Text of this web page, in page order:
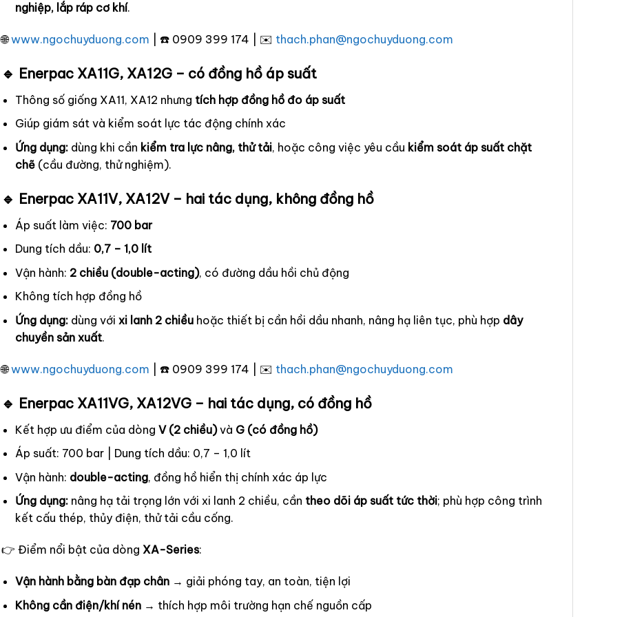
nghiệp, lắp ráp cơ khí.
🌐www.ngochuyduong.com | ☎️ 0909 399 174 | ✉️ thach.phan@ngochuyduong.com
🔹 Enerpac XA11G, XA12G – có đồng hồ áp suất
Thông số giống XA11, XA12 nhưng tích hợp đồng hồ đo áp suất
Giúp giám sát và kiểm soát lực tác động chính xác
Ứng dụng: dùng khi cần kiểm tra lực nâng, thử tải, hoặc công việc yêu cầu kiểm soát áp suất chặt
chẽ (cầu đường, thử nghiệm).
🔹 Enerpac XA11V, XA12V – hai tác dụng, không đồng hồ
Áp suất làm việc: 700 bar
Dung tích dầu: 0,7 – 1,0 lít
Vận hành: 2 chiều (double-acting), có đường dầu hồi chủ động
Không tích hợp đồng hồ
Ứng dụng: dùng vớixi lanh 2 chiều hoặc thiết bị cần hồi dầu nhanh, nâng hạ liên tục, phù hợp dây
chuyền sản xuất.
🌐www.ngochuyduong.com | ☎️ 0909 399 174 | ✉️ thach.phan@ngochuyduong.com
🔹 Enerpac XA11VG, XA12VG – hai tác dụng, có đồng hồ
Kết hợp ưu điểm của dòngV (2 chiều)và G (có đồng hồ)
Áp suất: 700 bar | Dung tích dầu: 0,7 – 1,0 lít
Vận hành: double-acting, đồng hồ hiển thị chính xác áp lực
Ứng dụng: nâng hạ tải trọng lớn với xi lanh 2 chiều, cần theo dõi áp suất tức thời; phù hợp công trình
kết cấu thép, thủy điện, thử tải cầu cống.
👉 Điểm nổi bật của dòng XA-Series:
Vận hành bằng bàn đạp chân → giải phóng tay, an toàn, tiện lợi
Không cần điện/khí nén → thích hợp môi trường hạn chế nguồn cấp